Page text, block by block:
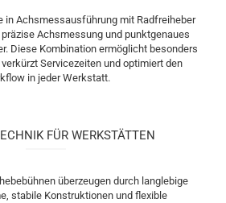
in Achsmessausführung mit Radfreiheber
Achsmessung und punktgenaues
Diese Kombination ermöglicht besonders
Servicezeiten und optimiert den
in jeder Werkstatt.
FÜR WERKSTÄTTEN
überzeugen durch langlebige
stabile Konstruktionen und flexible